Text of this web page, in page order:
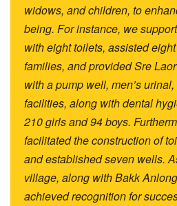
widows, and children, to
being. For instance, we
with eight toilets, assisted
families, and provided Sre
with a pump well, men’s
facilities, along with dental
210 girls and 94 boys.
facilitated the construction of
and established seven wells.
village, along with Bakk
achieved recognition for